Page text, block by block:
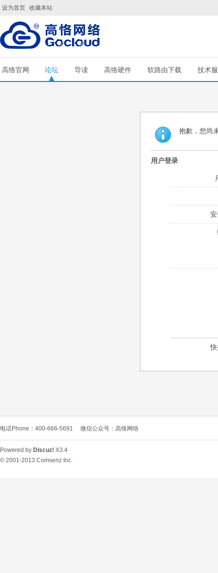
设为首页 收藏本站
高恪官网 论坛 导读 高恪硬件 软路由下载 技术
抱歉，您尚
用户登录
电话Phone：400-666-5691 微信公众号：高恪网络
Powered by Discuz! X3.4
© 2001-2013 Comsenz Inc.